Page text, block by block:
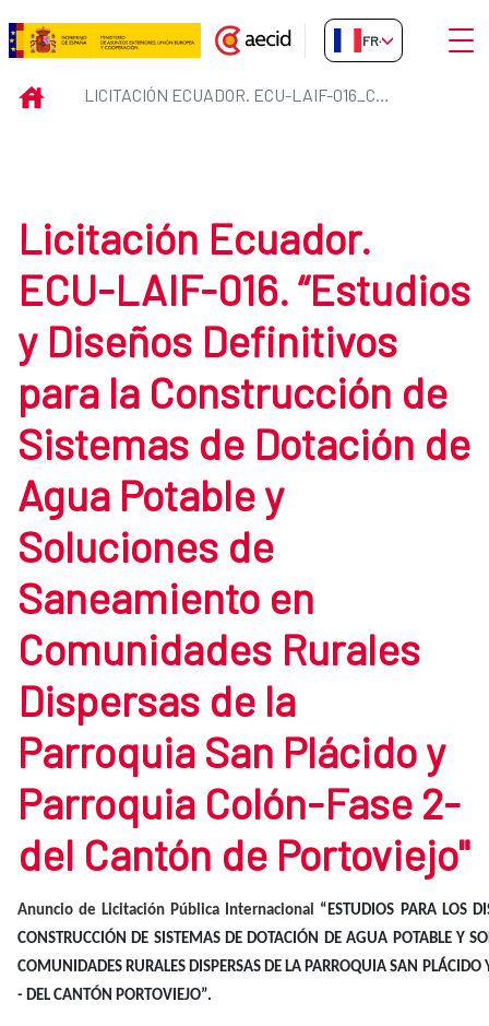
Saut au contenu principal
Licitación Ecuador. ECU-LAIF-
FR-FR
INICIO LICITACIÓN ECUADOR. ECU-LAIF-016_CONSULTORIA
Licitación Ecuador.
ECU-LAIF-016. “Estudios
y Diseños Definitivos
para la Construcción de
Sistemas de Dotación de
Agua Potable y
Soluciones de
Saneamiento en
Comunidades Rurales
Dispersas de la
Parroquia San Plácido y
Parroquia Colón-Fase 2-
del Cantón de Portoviejo"
Anuncio de Licitación Pública Internacional “ESTUDIOS PARA LOS
CONSTRUCCIÓN DE SISTEMAS DE DOTACIÓN DE AGUA POTABLE Y
COMUNIDADES RURALES DISPERSAS DE LA PARROQUIA SAN PLÁCIDO
- DEL CANTÓN PORTOVIEJO”.